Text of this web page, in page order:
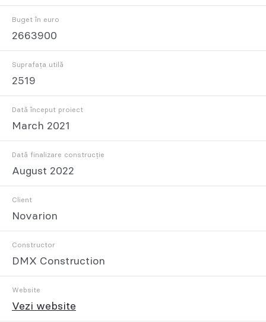
Buget în euro
2663900
Suprafața utilă
2519
Dată început proiect
March 2021
Dată finalizare construcție
August 2022
Client
Novarion
Constructor
DMX Construction
Website
Vezi website